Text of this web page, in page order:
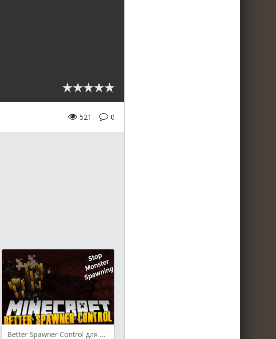
0
521
Better Spawner Control для Майнкрафт [1.19.4, 1.19.3, 1.19.2]